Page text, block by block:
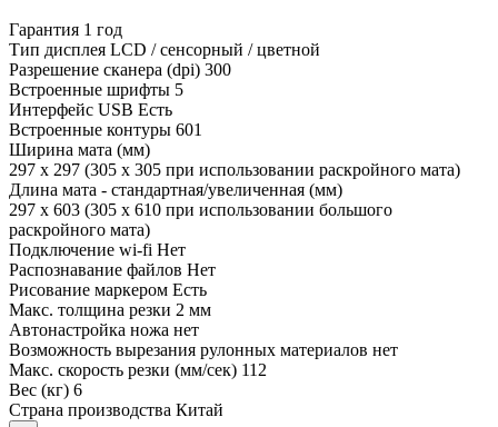
Гарантия 1 год
Тип дисплея LCD / сенсорный / цветной
Разрешение сканера (dpi) 300
Встроенные шрифты 5
Интерфейс USB Есть
Встроенные контуры 601
Ширина мата (мм)
297 x 297 (305 x 305 при использовании раскройного мата)
Длина мата - стандартная/увеличенная (мм)
297 x 603 (305 x 610 при использовании большого
раскройного мата)
Подключение wi-fi Нет
Распознавание файлов Нет
Рисование маркером Есть
Макс. толщина резки 2 мм
Автонастройка ножа нет
Возможность вырезания рулонных материалов нет
Макс. скорость резки (мм/сек) 112
Вес (кг) 6
Страна производства Китай